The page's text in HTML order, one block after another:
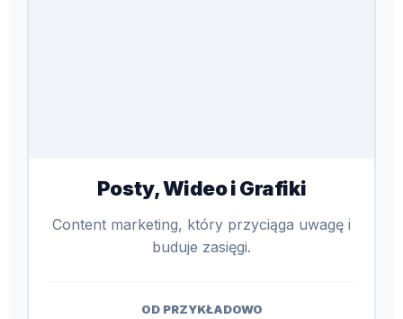
Posty, Wideo i Grafiki
Content marketing, który przyciąga uwagę i
buduje zasięgi.
OD PRZYKŁADOWO